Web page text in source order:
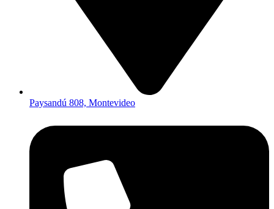
Paysandú 808, Montevideo